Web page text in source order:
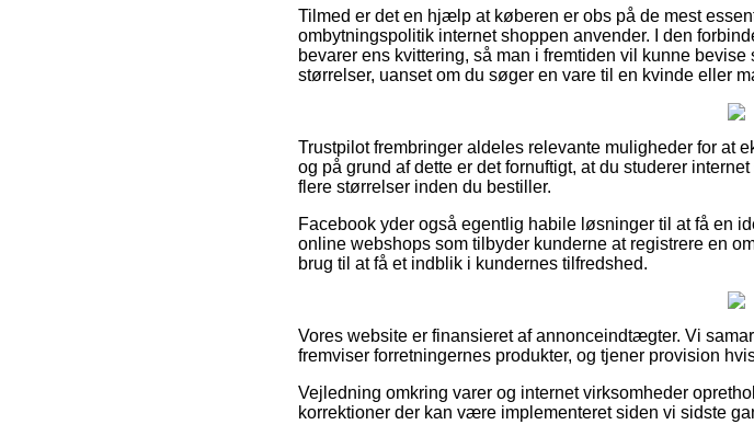
Tilmed er det en hjælp at køberen er obs på de mest
ombytningspolitik internet shoppen anvender. I den
bevarer ens kvittering, så man i fremtiden vil kunne
størrelser, uanset om du søger en vare til en kvinde eller
Trustpilot frembringer aldeles relevante muligheder for at
og på grund af dette er det fornuftigt, at du studerer
flere størrelser inden du bestiller.
Facebook yder også egentlig habile løsninger til at få en
online webshops som tilbyder kunderne at registrere en
brug til at få et indblik i kundernes tilfredshed.
Vores website er finansieret af annonceindtægter. Vi
fremviser forretningernes produkter, og tjener provision
Vejledning omkring varer og internet virksomheder
korrektioner der kan være implementeret siden vi sidste